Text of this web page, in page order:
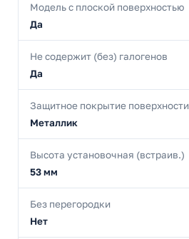
Модель с плоской поверхностью
Да
Не содержит (без) галогенов
Да
Защитное покрытие поверхности
Металлик
Высота установочная (встраив.)
53 мм
Без перегородки
Нет